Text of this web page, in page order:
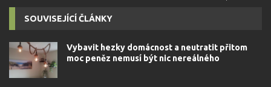
SOUVISEJÍCÍ ČLÁNKY
Vybavit hezky domácnost a neutratit přitom
moc peněz nemusí být nic nereálného